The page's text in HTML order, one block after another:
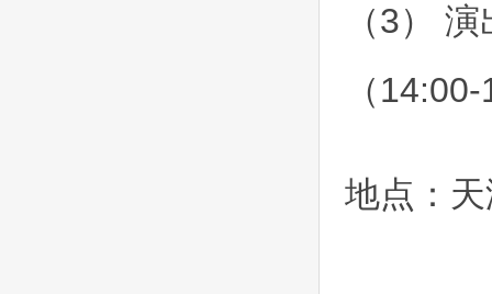
（3）
（
地点：